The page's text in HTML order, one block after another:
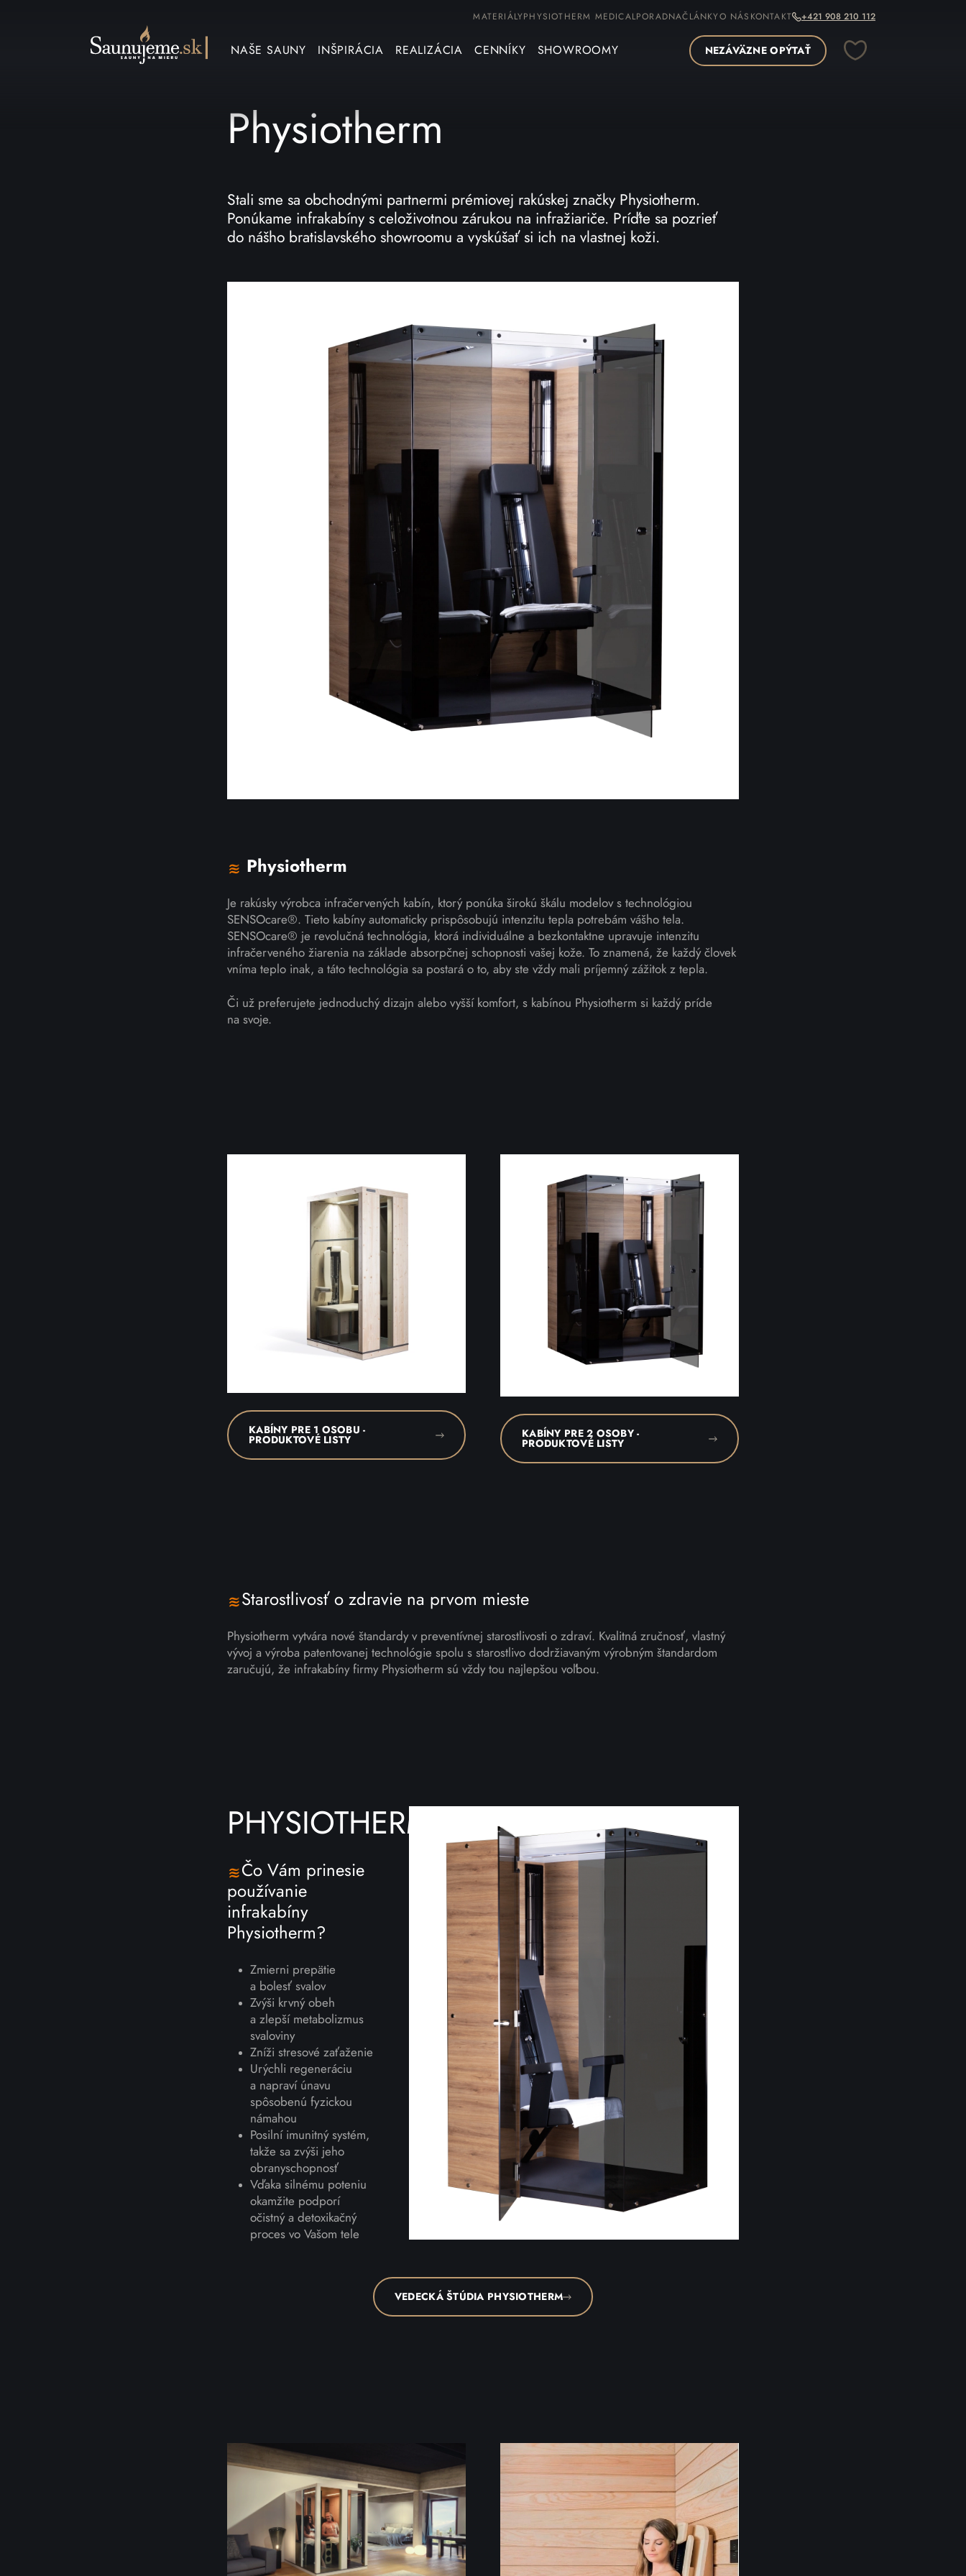
MATERIÁLYPHYSIOTHERM MEDICAL PORADNAČLÁNKYO NÁS KONTAKT +421 908 210 112
NAŠE SAUNY INŠPIRÁCIA REALIZÁCIA CENNÍKY SHOWROOMY NEZÁVÄZNE OPÝTAŤ
Physiotherm
Stali sme sa obchodnými partnermi prémiovej rakúskej značky Physiotherm.
Ponúkame infrakabíny s celoživotnou zárukou na infražiariče. Príďte sa pozrieť
do nášho bratislavského showroomu a vyskúšať si ich na vlastnej koži.
Physiotherm
Je rakúsky výrobca infračervených kabín, ktorý ponúka širokú škálu modelov s technológiou
SENSOcare®. Tieto kabíny automaticky prispôsobujú intenzitu tepla potrebám vášho tela.
SENSOcare® je revolučná technológia, ktorá individuálne a bezkontaktne upravuje intenzitu
infračerveného žiarenia na základe absorpčnej schopnosti vašej kože. To znamená, že každý človek
vníma teplo inak, a táto technológia sa postará o to, aby ste vždy mali príjemný zážitok z tepla.
Či už preferujete jednoduchý dizajn alebo vyšší komfort, s kabínou Physiotherm si každý príde
na svoje.
KABÍNY PRE 1 OSOBU -
PRODUKTOVÉ LISTY
KABÍNY PRE 2 OSOBY -
PRODUKTOVÉ LISTY
Starostlivosť o zdravie na prvom mieste
Physiotherm vytvára nové štandardy v preventívnej starostlivosti o zdraví. Kvalitná zručnosť, vlastný
vývoj a výroba patentovanej technológie spolu s starostlivo dodržiavaným výrobným štandardom
zaručujú, že infrakabíny firmy Physiotherm sú vždy tou najlepšou voľbou.
PHYSIOTHERM
Čo Vám prinesie
používanie
infrakabíny
Physiotherm?
Zmierni prepätie
a bolesť svalov
Zvýši krvný obeh
a zlepší metabolizmus
svaloviny
Zníži stresové zaťaženie
Urýchli regeneráciu
a napraví únavu
spôsobenú fyzickou
námahou
Posilní imunitný systém,
takže sa zvýši jeho
obranyschopnosť
Vďaka silnému poteniu
okamžite podporí
očistný a detoxikačný
proces vo Vašom tele
VEDECKÁ ŠTÚDIA PHYSIOTHERM